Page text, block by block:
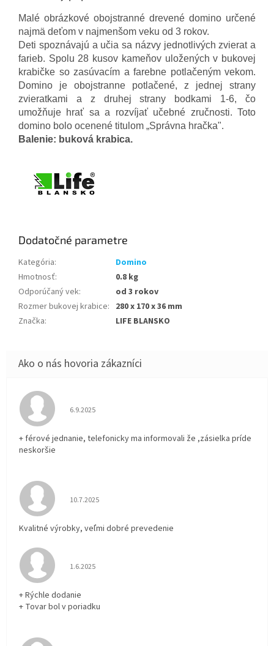
Malé obrázkové obojstranné drevené domino určené
najmä deťom v najmenšom veku od 3 rokov.
Deti spoznávajú a učia sa názvy jednotlivých zvierat a
farieb. Spolu 28 kusov kameňov uložených v bukovej
krabičke so zasúvacím a farebne potlačeným vekom.
Domino je obojstranne potlačené, z jednej strany
zvieratkami a z druhej strany bodkami 1-6, čo
umožňuje hrať sa a rozvíjať učebné zručnosti. Toto
domino bolo ocenené titulom „Správna hračka".
Balenie: buková krabica.
Dodatočné parametre
Kategória:
Domino
Hmotnosť:
0.8 kg
Odporúčaný vek:
od 3 rokov
Rozmer bukovej krabice: 280 x 170 x 36 mm
Značka: LIFE BLANSKO
Hodnotenie obchodu je 5 z 5 hviezdičiek.
6.9.2025
+ férové jednanie, telefonicky ma informovali že ,zásielka príde
neskoršie
Hodnotenie obchodu je 5 z 5 hviezdičiek.
10.7.2025
Kvalitné výrobky, veľmi dobré prevedenie
Hodnotenie obchodu je 5 z 5 hviezdičiek.
1.6.2025
+ Rýchle dodanie
+ Tovar bol v poriadku